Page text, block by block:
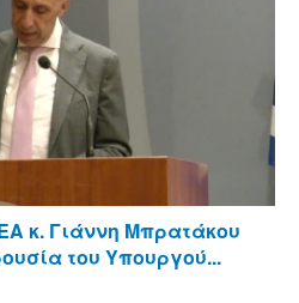
κ. Γιάννη Μπρατάκου
του Υπουργού...